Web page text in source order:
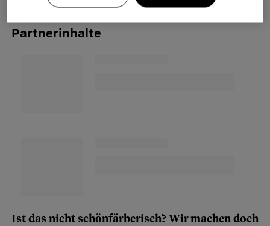
Partnerinhalte
Ist das nicht schönfärberisch? Wir machen doch